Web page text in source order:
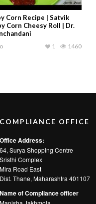
Corn Recipe | Satvik
Corn Cheesy Roll | Dr.
1460
1
COMPLIANCE OFFICE
Office Address:
64, Surya Shopping Centre
Sristhi Complex
Mira Road East
Dist. Thane, Maharashtra 401107
Name of Compliance officer